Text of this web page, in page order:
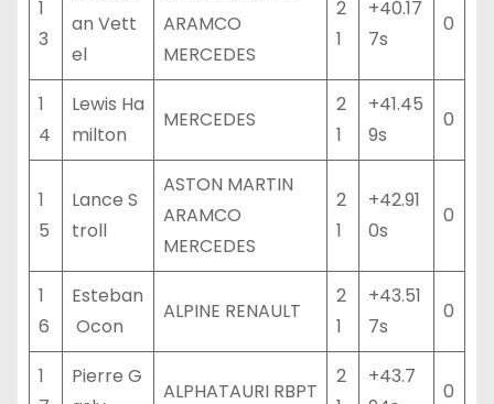
1
3
an Vett
el
ARAMCO
MERCEDES
2
1
+40.17
7s
0
1
4
Lewis Ha
milton
MERCEDES
2
1
+41.45
9s
0
1
5
Lance S
troll
ASTON MARTIN
ARAMCO
MERCEDES
2
1
+42.91
0s
0
1
6
Esteban
Ocon
ALPINE RENAULT
2
1
+43.51
7s
0
1
Pierre G
ALPHATAURI RBPT
2
+43.7
0